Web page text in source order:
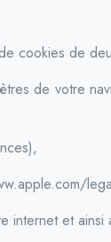
cookies de
de votre
et ainsi